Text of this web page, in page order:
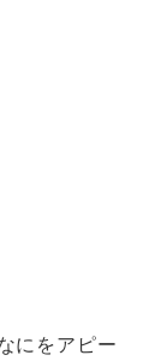
にをアピー